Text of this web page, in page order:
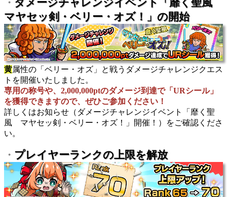
・
マヤセッ剣・ベリー・オズ！」の開始
黄属性の「ベリー・オズ」と戦うダメージチャレンジクエス
トを開催いたしました。
専用の称号や、2,000,000ptのダメージ到達で「URシール」
を獲得できますので、ぜひご参加ください！
詳しくはお知らせ（ダメージチャレンジイベント「靡く聖
風 マヤセッ剣・ベリー・オズ！」開催！）をご確認くださ
い。
・ プレイヤーランクの上限を解放